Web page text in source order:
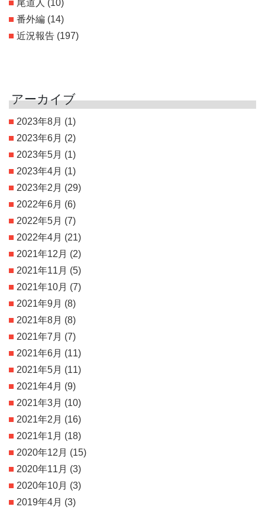
尾道人 (10)
番外編 (14)
近況報告 (197)
アーカイブ
2023年8月 (1)
2023年6月 (2)
2023年5月 (1)
2023年4月 (1)
2023年2月 (29)
2022年6月 (6)
2022年5月 (7)
2022年4月 (21)
2021年12月 (2)
2021年11月 (5)
2021年10月 (7)
2021年9月 (8)
2021年8月 (8)
2021年7月 (7)
2021年6月 (11)
2021年5月 (11)
2021年4月 (9)
2021年3月 (10)
2021年2月 (16)
2021年1月 (18)
2020年12月 (15)
2020年11月 (3)
2020年10月 (3)
2019年4月 (3)